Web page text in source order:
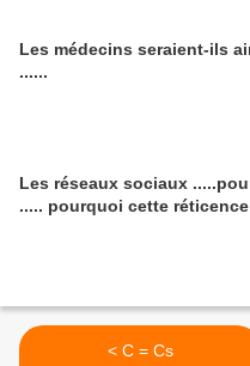
Les médecins seraient-ils
......
Les réseaux sociaux
..... pourquoi cette réticence
< C = Cs